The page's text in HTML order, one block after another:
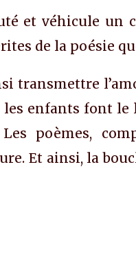
et véhicule
de la poésie
transmettre
enfants font
poèmes,
Et ainsi, la